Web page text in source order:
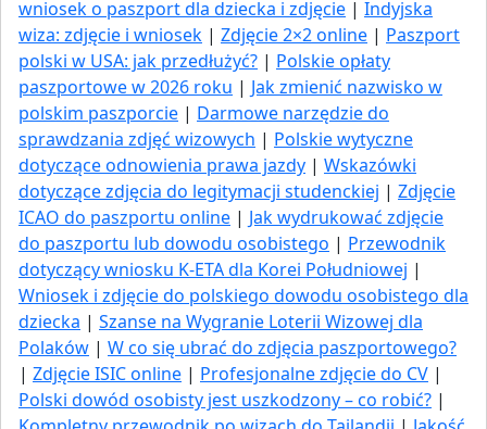
wniosek o paszport dla dziecka i zdjęcie | Indyjska
wiza: zdjęcie i wniosek | Zdjęcie 2×2 online | Paszport
polski w USA: jak przedłużyć​? | Polskie opłaty
paszportowe w 2026 roku | Jak zmienić nazwisko w
polskim paszporcie | Darmowe narzędzie do
sprawdzania zdjęć wizowych | Polskie wytyczne
dotyczące odnowienia prawa jazdy | Wskazówki
dotyczące zdjęcia do legitymacji studenckiej | Zdjęcie
ICAO do paszportu online | Jak wydrukować zdjęcie
do paszportu lub dowodu osobistego | Przewodnik
dotyczący wniosku K-ETA dla Korei Południowej |
Wniosek i zdjęcie do polskiego dowodu osobistego dla
dziecka | Szanse na Wygranie Loterii Wizowej dla
Polaków | W co się ubrać do zdjęcia paszportowego?
| Zdjęcie ISIC online | Profesjonalne zdjęcie do CV |
Polski dowód osobisty jest uszkodzony – co robić? |